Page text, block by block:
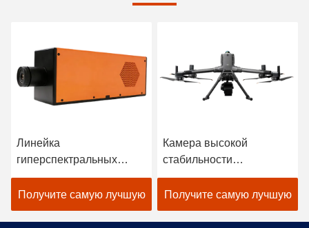
Линейка
гиперспектральных
камер FS1A серии 900-
2500 нм
Получите самую лучшую
Камера высокой
стабильности
Hyperspectral отображая
для береговой линии и
морской окружающей
Получите самую лучшую